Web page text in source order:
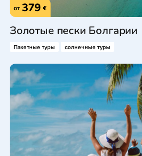
от 379 €
Золотые пески Болгарии
Пакетные туры солнечные туры